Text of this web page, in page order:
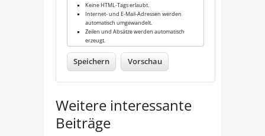
Keine HTML-Tags erlaubt.
Internet- und E-Mail-Adressen werden
automatisch umgewandelt.
Zeilen und Absätze werden automatisch
erzeugt.
Weitere interessante
Beiträge